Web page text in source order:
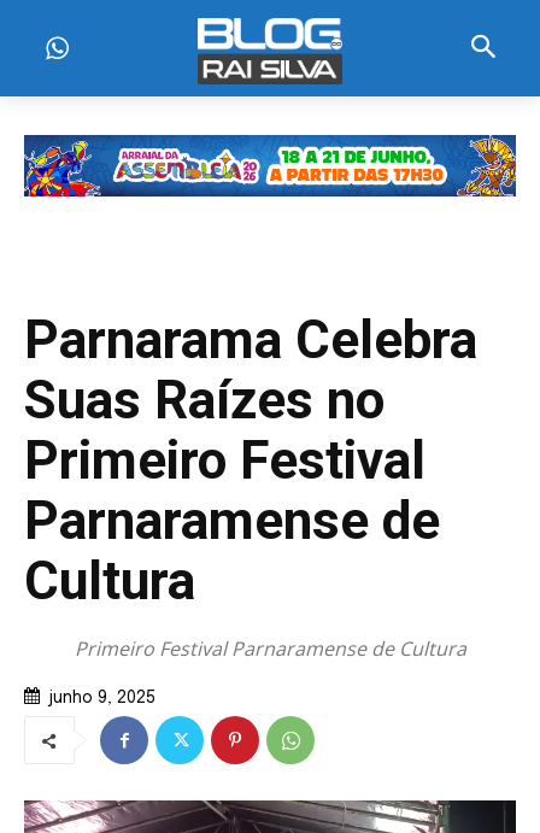
Parnarama Celebra
Suas Raízes no
Primeiro Festival
Parnaramense de
Cultura
Primeiro Festival Parnaramense de Cultura
junho 9, 2025